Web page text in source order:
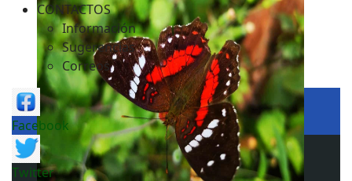
CONTACTOS
Información
Sugerencias
Correos
Facebook
Twitter